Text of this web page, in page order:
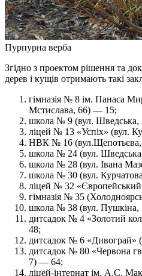
Пурпурна верба
Згідно з проектом рішення та
дерев і кущів отримають такі
гімназія № 8 ім. Панаса
Мстислава, 66) — 15;
школа № 9 (вул.
ліцей № 13 «Успіх» (вул.
НВК № 16
школа № 24 (вул.
школа № 28 (вул. Івана
школа № 30 (вул.
ліцей № 32
гімназія № 35
школа № 38 (вул.
дитсадок № 4 «Золотий
48;
дитсадок № 6 «Дивограй»
дитсадок № 80 «Червона
7) — 64;
ліцей-інтернат ім. А.С.